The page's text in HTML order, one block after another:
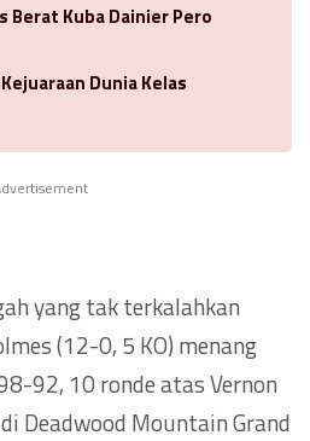
Berat Kuba Dainier Pero
Dunia Kelas
yang tak terkalahkan
(12-0, 5 KO) menang
92, 10 ronde atas Vernon
Deadwood Mountain Grand